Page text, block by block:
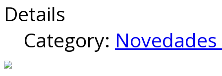
Details
Category: